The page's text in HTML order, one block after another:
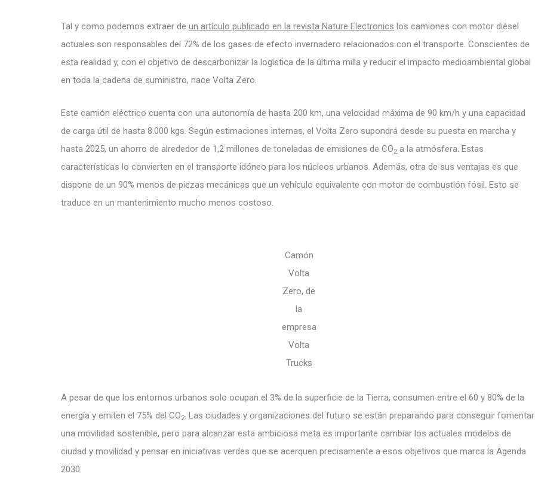
Tal y como podemos extraer de un artículo publicado en la revista Nature Electronics los camiones con motor diésel
actuales son responsables del 72% de los gases de efecto invernadero relacionados con el transporte. Conscientes de
esta realidad y, con el objetivo de descarbonizar la logística de la última milla y reducir el impacto medioambiental global
en toda la cadena de suministro, nace Volta Zero.
Este camión eléctrico cuenta con una autonomía de hasta 200 km, una velocidad máxima de 90 km/h y una capacidad
de carga útil de hasta 8.000 kgs. Según estimaciones internas, el Volta Zero supondrá desde su puesta en marcha y
hasta 2025, un ahorro de alrededor de 1,2 millones de toneladas de emisiones de CO2 a la atmósfera. Estas
características lo convierten en el transporte idóneo para los núcleos urbanos. Además, otra de sus ventajas es que
dispone de un 90% menos de piezas mecánicas que un vehículo equivalente con motor de combustión fósil. Esto se
traduce en un mantenimiento mucho menos costoso.
Camón
Volta
Zero, de
la
empresa
Volta
Trucks
A pesar de que los entornos urbanos solo ocupan el 3% de la superficie de la Tierra, consumen entre el 60 y 80% de la
energía y emiten el 75% del CO2. Las ciudades y organizaciones del futuro se están preparando para conseguir fomentar
una movilidad sostenible, pero para alcanzar esta ambiciosa meta es importante cambiar los actuales modelos de
ciudad y movilidad y pensar en iniciativas verdes que se acerquen precisamente a esos objetivos que marca la Agenda
2030.